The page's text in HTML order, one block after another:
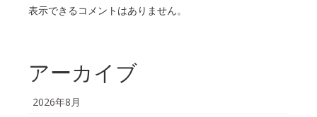
表示できるコメントはありません。
アーカイブ
2026年8月